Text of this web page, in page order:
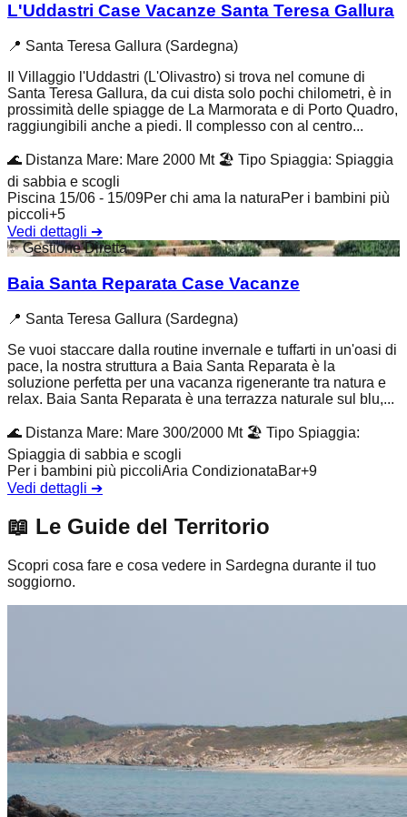
L'Uddastri Case Vacanze Santa Teresa Gallura
📍 Santa Teresa Gallura (Sardegna)
Il Villaggio l'Uddastri (L'Olivastro) si trova nel comune di
Santa Teresa Gallura, da cui dista solo pochi chilometri, è in
prossimità delle spiagge de La Marmorata e di Porto Quadro,
raggiungibili anche a piedi. Il complesso con al centro...
🌊 Distanza Mare: Mare 2000 Mt 🏖️ Tipo Spiaggia: Spiaggia
di sabbia e scogli
Piscina 15/06 - 15/09Per chi ama la naturaPer i bambini più
piccoli+5
Vedi dettagli ➔
✨Gestione Diretta
Baia Santa Reparata Case Vacanze
📍 Santa Teresa Gallura (Sardegna)
Se vuoi staccare dalla routine invernale e tuffarti in un'oasi di
pace, la nostra struttura a Baia Santa Reparata è la
soluzione perfetta per una vacanza rigenerante tra natura e
relax. Baia Santa Reparata è una terrazza naturale sul blu,...
🌊 Distanza Mare: Mare 300/2000 Mt 🏖️ Tipo Spiaggia:
Spiaggia di sabbia e scogli
Per i bambini più piccoliAria CondizionataBar+9
Vedi dettagli ➔
📖 Le Guide del Territorio
Scopri cosa fare e cosa vedere in Sardegna durante il tuo
soggiorno.